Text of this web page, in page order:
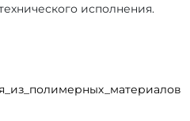
исполнения.